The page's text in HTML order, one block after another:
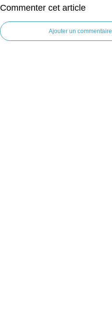
Commenter cet article
Ajouter un commentaire